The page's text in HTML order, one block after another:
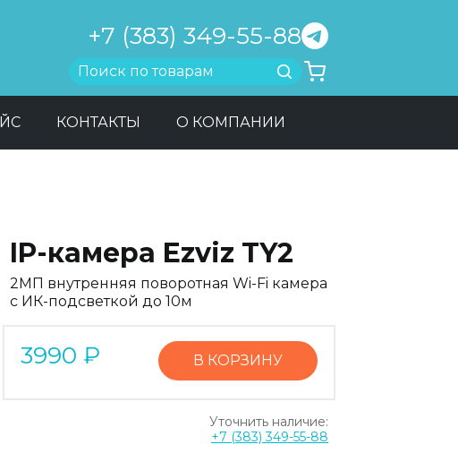
+7 (383) 349-55-88
Найти
КОНТАКТЫ О КОМПАНИИ
IP-камера Ezviz TY2
2МП внутренняя поворотная Wi-Fi камера
c ИК-подсветкой до 10м
3990 ₽ В КОРЗИНУ
Уточнить наличие:
+7 (383) 349-55-88